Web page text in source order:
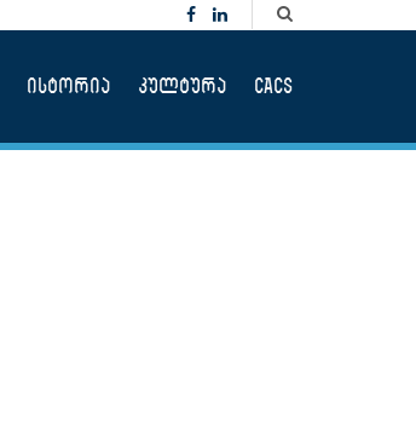
ისტორია კულტურა CACS